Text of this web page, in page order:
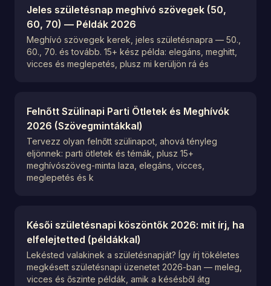
Jeles születésnap meghívó szövegek (50,
60, 70) — Példák 2026
Meghívó szövegek kerek, jeles születésnapra — 50.,
60., 70. és tovább. 15+ kész példa: elegáns, meghitt,
vicces és meglepetés, plusz mi kerüljön rá és
Felnőtt Szülinapi Parti Ötletek és Meghívók
2026 (Szövegmintákkal)
Tervezz olyan felnőtt szülinapot, ahová tényleg
eljönnek: parti ötletek és témák, plusz 15+
meghívószöveg-minta laza, elegáns, vicces,
meglepetés és k
Késői születésnapi köszöntők 2026: mit írj, ha
elfelejtetted (példákkal)
Lekésted valakinek a születésnapját? Így írj tökéletes
megkésett születésnapi üzenetet 2026-ban — meleg,
vicces és őszinte példák, amik a késésből átg